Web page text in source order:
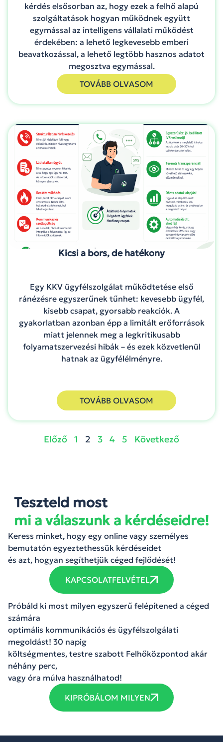
kérdés elsősorban az, hogy ezek a felhő alapú
szolgáltatások hogyan működnek együtt
egymással az intelligens vállalati működést
érdekében: a lehető legkevesebb emberi
beavatkozással, a lehető legtöbb hasznos adatot
megosztva egymással.
TOVÁBB OLVASOM
Kicsi a bors, de hatékony
Egy KKV ügyfélszolgálat működtetése első
ránézésre egyszerűnek tűnhet: kevesebb ügyfél,
kisebb csapat, gyorsabb reakciók. A
gyakorlatban azonban épp a limitált erőforrások
miatt jelennek meg a legkritikusabb
folyamatszervezési hibák – és ezek közvetlenül
hatnak az ügyfélélményre.
TOVÁBB OLVASOM
Előző 1 2 3 4 5 Következő
Teszteld most
mi a válaszunk a kérdéseidre!
Keress minket, hogy egy online vagy személyes
bemutatón egyeztethessük kérdéseidet
és azt, hogyan segíthetjük céged fejlődését!
KAPCSOLATFELVÉTEL
Próbáld ki most milyen egyszerű felépítened a céged
számára
optimális kommunikációs és ügyfélszolgálati
megoldást! 30 napig
költségmentes, testre szabott Felhőközpontod akár
néhány perc,
vagy óra múlva használhatod!
KIPRÓBÁLOM MILYEN